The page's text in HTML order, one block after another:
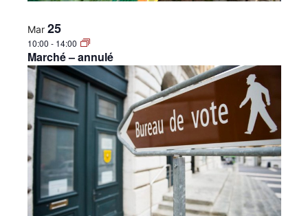
Mar 25
10:00 - 14:00
Marché – annulé